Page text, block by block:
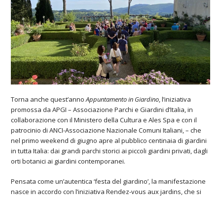
Torna anche quest’annoAppuntamento in Giardino, l’iniziativa
promossa da APGI – Associazione Parchi e Giardini d’Italia, in
collaborazione con il Ministero della Cultura e Ales Spa e con il
patrocinio di ANCI-Associazione Nazionale Comuni Italiani, – che
nel primo weekend di giugno apre al pubblico centinaia di giardini
in tutta Italia: dai grandi parchi storici ai piccoli giardini privati, dagli
orti botanici ai giardini contemporanei.
Pensata come un’autentica ‘festa del giardino’, la manifestazione
nasce in accordo con l’iniziativa Rendez-vous aux jardins, che si